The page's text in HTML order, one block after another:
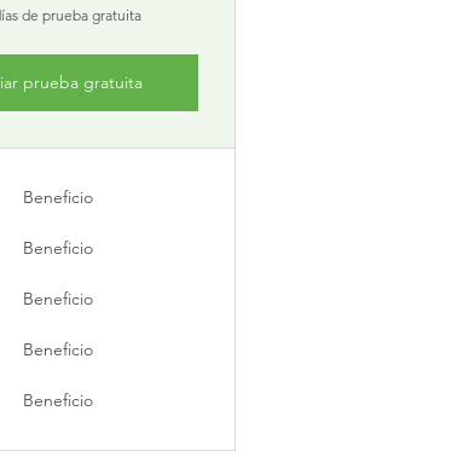
de prueba gratuita
prueba gratuita
Beneficio
Beneficio
Beneficio
Beneficio
Beneficio